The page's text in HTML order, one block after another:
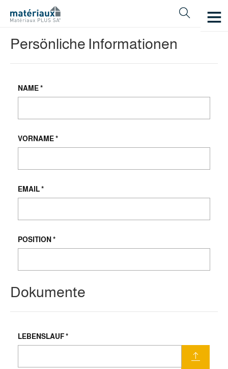
Persönliche Informationen
NAME*
VORNAME*
EMAIL*
POSITION *
Dokumente
LEBENSLAUF*